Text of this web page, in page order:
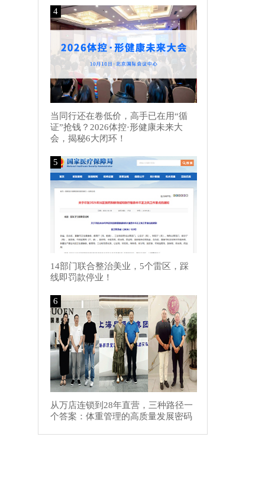
4
当同行还在卷低价，高手已在用“循
证”抢钱？2026体控·形健康未来大
会，揭秘6大闭环！
5
14部门联合整治美业，5个雷区，踩
线即罚款停业！
6
从万店连锁到28年直营，三种路径一
个答案：体重管理的高质量发展密码